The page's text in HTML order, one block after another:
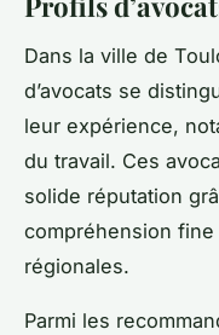
Dans la ville de
d’avocats se
leur expérience,
du travail. Ces
solide réputation
compréhension
régionales.
Parmi les